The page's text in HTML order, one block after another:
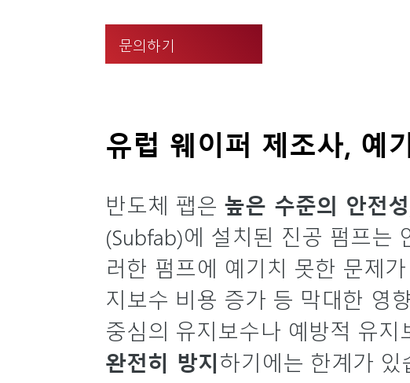
문의하기
유럽 웨이퍼 제조사, 예
반도체 팹은 높은 수준의 안전
(Subfab)에 설치된 진공 펌프는
러한 펌프에 예기치 못한 문제
지보수 비용 증가 등 막대한 영
중심의 유지보수나 예방적 유
완전히 방지하기에는 한계가